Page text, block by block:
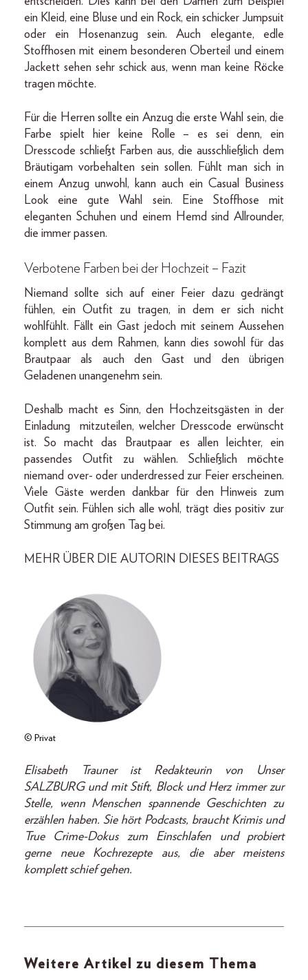
ein Kleid, eine Bluse und ein Rock, ein schicker Jumpsuit
oder ein Hosenanzug sein. Auch elegante, edle
Stoffhosen mit einem besonderen Oberteil und einem
Jackett sehen sehr schick aus, wenn man keine Röcke
tragen möchte.
Für die Herren sollte ein Anzug die erste Wahl sein, die
Farbe spielt hier keine Rolle – es sei denn, ein
Dresscode schließt Farben aus, die ausschließlich dem
Bräutigam vorbehalten sein sollen. Fühlt man sich in
einem Anzug unwohl, kann auch ein Casual Business
Look eine gute Wahl sein. Eine Stoffhose mit
eleganten Schuhen und einem Hemd sind Allrounder,
die immer passen.
Verbotene Farben bei der Hochzeit – Fazit
Niemand sollte sich auf einer Feier dazu gedrängt
fühlen, ein Outfit zu tragen, in dem er sich nicht
wohlfühlt. Fällt ein Gast jedoch mit seinem Aussehen
komplett aus dem Rahmen, kann dies sowohl für das
Brautpaar als auch den Gast und den übrigen
Geladenen unangenehm sein.
Deshalb macht es Sinn, den Hochzeitsgästen in der
Einladung mitzuteilen, welcher Dresscode erwünscht
ist. So macht das Brautpaar es allen leichter, ein
passendes Outfit zu wählen. Schließlich möchte
niemand over- oder underdressed zur Feier erscheinen.
Viele Gäste werden dankbar für den Hinweis zum
Outfit sein. Fühlen sich alle wohl, trägt dies positiv zur
Stimmung am großen Tag bei.
MEHR ÜBER DIE AUTORIN DIESES BEITRAGS
© Privat
Elisabeth Trauner ist Redakteurin von Unser
SALZBURG und mit Stift, Block und Herz immer zur
Stelle, wenn Menschen spannende Geschichten zu
erzählen haben. Sie hört Podcasts, braucht Krimis und
True Crime-Dokus zum Einschlafen und probiert
gerne neue Kochrezepte aus, die aber meistens
komplett schief gehen.
Weitere Artikel zu diesem Thema